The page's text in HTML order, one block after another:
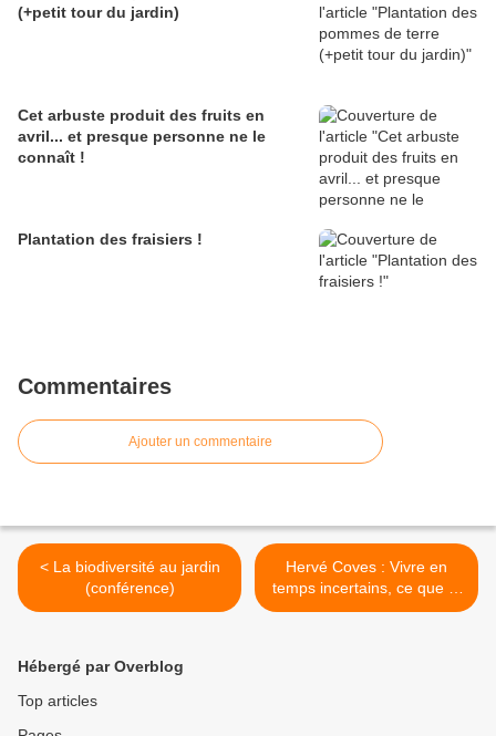
(+petit tour du jardin)
Cet arbuste produit des fruits en
avril... et presque personne ne le
connaît !
Plantation des fraisiers !
Commentaires
Ajouter un commentaire
< La biodiversité au jardin
(conférence)
Hervé Coves : Vivre en
temps incertains, ce que la
nature peut nous apprendre
Hébergé par Overblog
Top articles